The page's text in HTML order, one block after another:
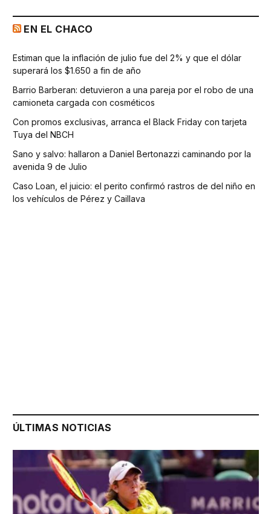
EN EL CHACO
Estiman que la inflación de julio fue del 2% y que el dólar
superará los $1.650 a fin de año
Barrio Barberan: detuvieron a una pareja por el robo de una
camioneta cargada con cosméticos
Con promos exclusivas, arranca el Black Friday con tarjeta
Tuya del NBCH
Sano y salvo: hallaron a Daniel Bertonazzi caminando por la
avenida 9 de Julio
Caso Loan, el juicio: el perito confirmó rastros de del niño en
los vehículos de Pérez y Caillava
ÚLTIMAS NOTICIAS